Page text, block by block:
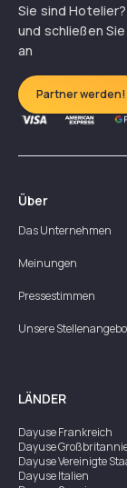
Sie sind
und schließen
an
Partner werden!
Über
Das Unternehmen
Meinungen
Pressestimmen
Unsere
LÄNDER
DayuseFrankreich
Dayuse
DayuseVereinigte
DayuseItalien